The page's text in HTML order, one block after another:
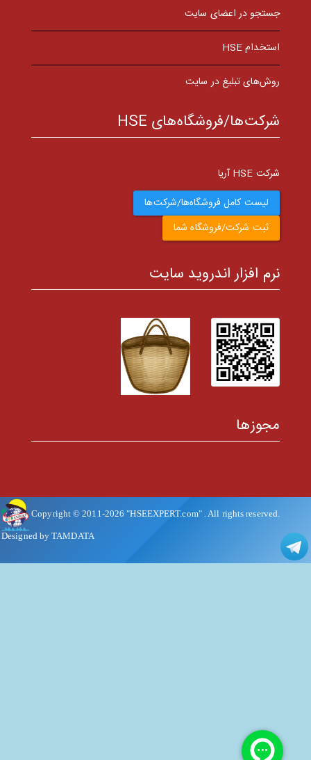
جستجو در اعضای سایت
استخدام HSE
روش‌های تبلیغ در سایت
شرکت‌ها/فروشگاه‌های HSE
شرکت HSE آریا
لیست کامل فروشگاه‌ها/شرکت‌ها
ثبت شرکت/فروشگاه شما
نرم افزار اندروید سایت
مجوزها
Copyright © 2011-2026 "HSEEXPERT.com". All rights reserved.
Designed by TAMDATA